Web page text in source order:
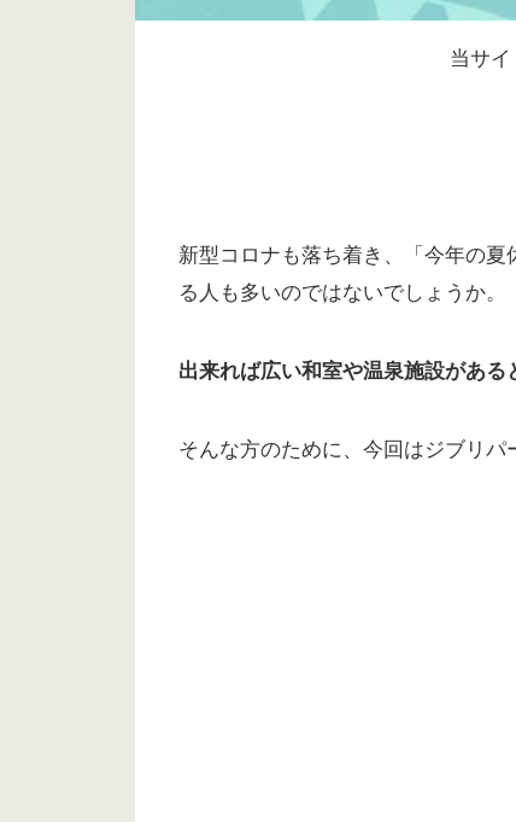
当サ
新型コロナも落ち着き、「今年の
る人も多いのではないでしょうか。
出来れば広い和室や温泉施設があ
そんな方のために、今回はジブリ